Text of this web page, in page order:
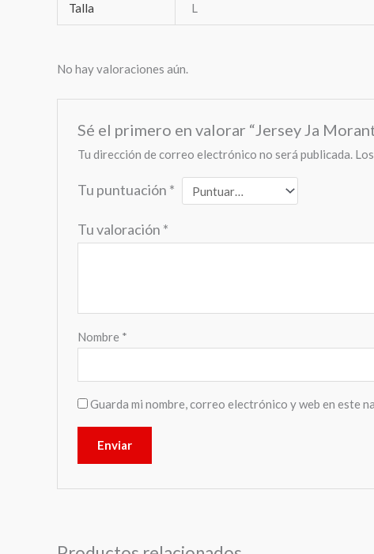
Talla L
No hay valoraciones aún.
Sé el primero en valorar “Jersey Ja
Tu dirección de correo electrónico no será publicada.
Tu puntuación *
Tu valoración *
Nombre *
Guarda mi nombre, correo electrónico y web en este